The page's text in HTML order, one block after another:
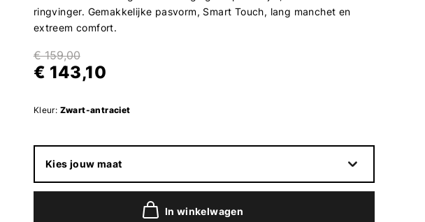
ringvinger. Gemakkelijke pasvorm, Smart Touch, lang manchet en
extreem comfort.
€ 159,00
€ 143,10
Kleur: Zwart-antraciet
Kies jouw maat
In winkelwagen